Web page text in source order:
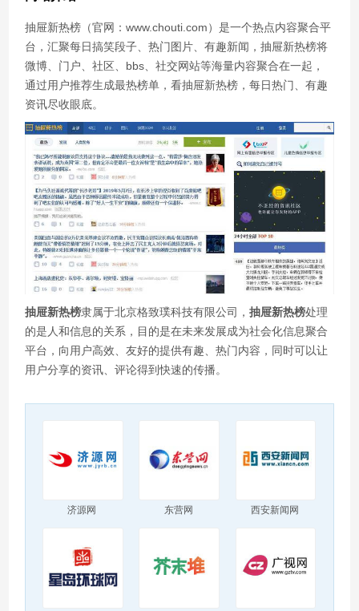
抽屉新热榜（官网：www.chouti.com）是一个热点内容聚合平
台，汇聚每日搞笑段子、热门图片、有趣新闻，抽屉新热榜将
微博、门户、社区、bbs、社交网站等海量内容聚合在一起，
通过用户推荐生成最热榜单，看抽屉新热榜，每日热门、有趣
资讯尽收眼底。
抽屉新热榜隶属于北京格致璞科技有限公司，抽屉新热榜处理
的是人和信息的关系，目的是在未来发展成为社会化信息聚合
平台，向用户高效、友好的提供有趣、热门内容，同时可以让
用户分享的资讯、评论得到快速的传播。
济源网 东营网 西安新闻网